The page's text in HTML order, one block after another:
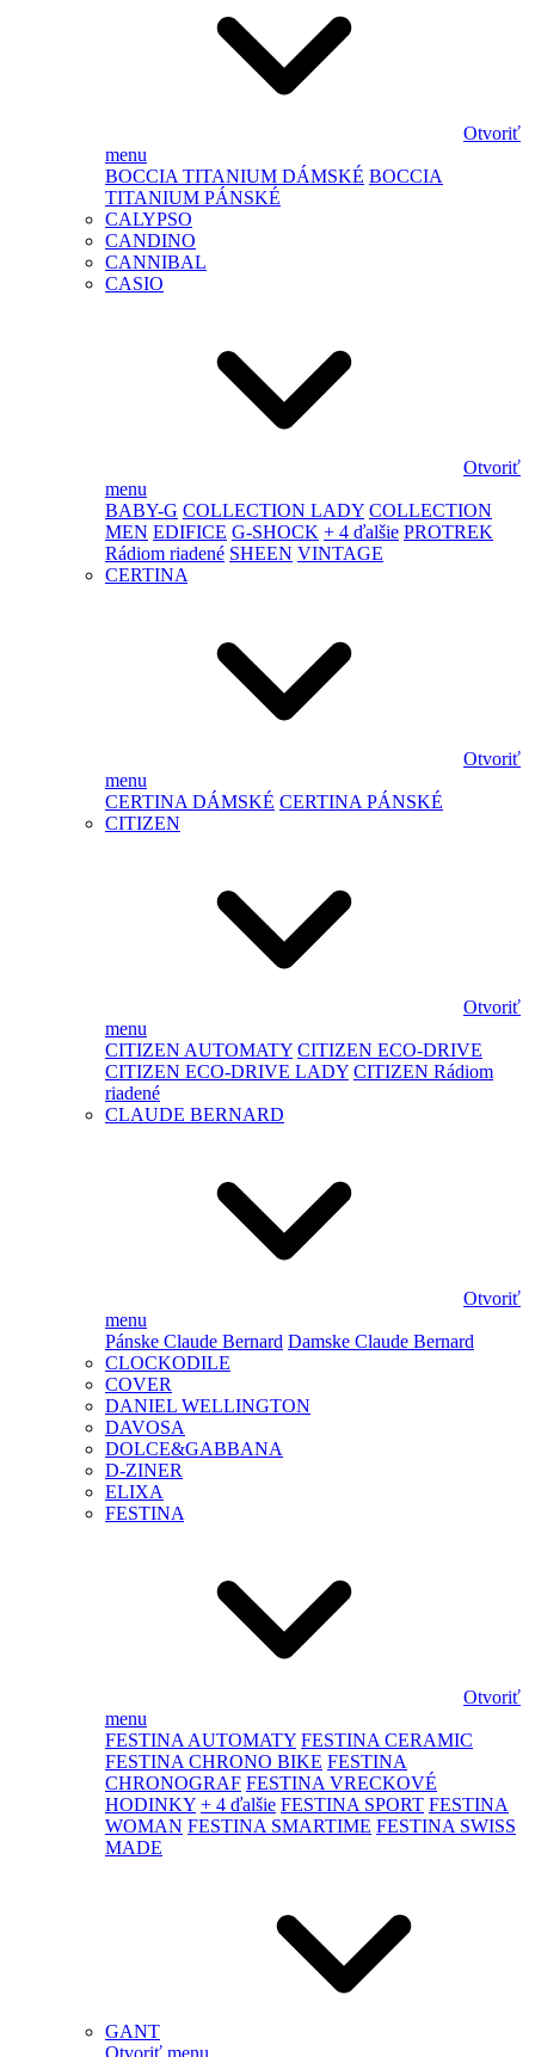
Otvoriť
menu
BOCCIA TITANIUM DÁMSKÉ BOCCIA
TITANIUM PÁNSKÉ
CALYPSO
CANDINO
CANNIBAL
CASIO
Otvoriť
menu
BABY-G COLLECTION LADY COLLECTION
MEN EDIFICE G-SHOCK + 4 ďalšie PROTREK
Rádiom riadené SHEEN VINTAGE
CERTINA
Otvoriť
menu
CERTINA DÁMSKÉ CERTINA PÁNSKÉ
CITIZEN
Otvoriť
menu
CITIZEN AUTOMATY CITIZEN ECO-DRIVE
CITIZEN ECO-DRIVE LADY CITIZEN Rádiom
riadené
CLAUDE BERNARD
Otvoriť
menu
Pánske Claude Bernard Damske Claude Bernard
CLOCKODILE
COVER
DANIEL WELLINGTON
DAVOSA
DOLCE&GABBANA
D-ZINER
ELIXA
FESTINA
Otvoriť
menu
FESTINA AUTOMATY FESTINA CERAMIC
FESTINA CHRONO BIKE FESTINA
CHRONOGRAF FESTINA VRECKOVÉ
HODINKY + 4 ďalšie FESTINA SPORT FESTINA
WOMAN FESTINA SMARTIME FESTINA SWISS
MADE
GANT
Otvoriť menu